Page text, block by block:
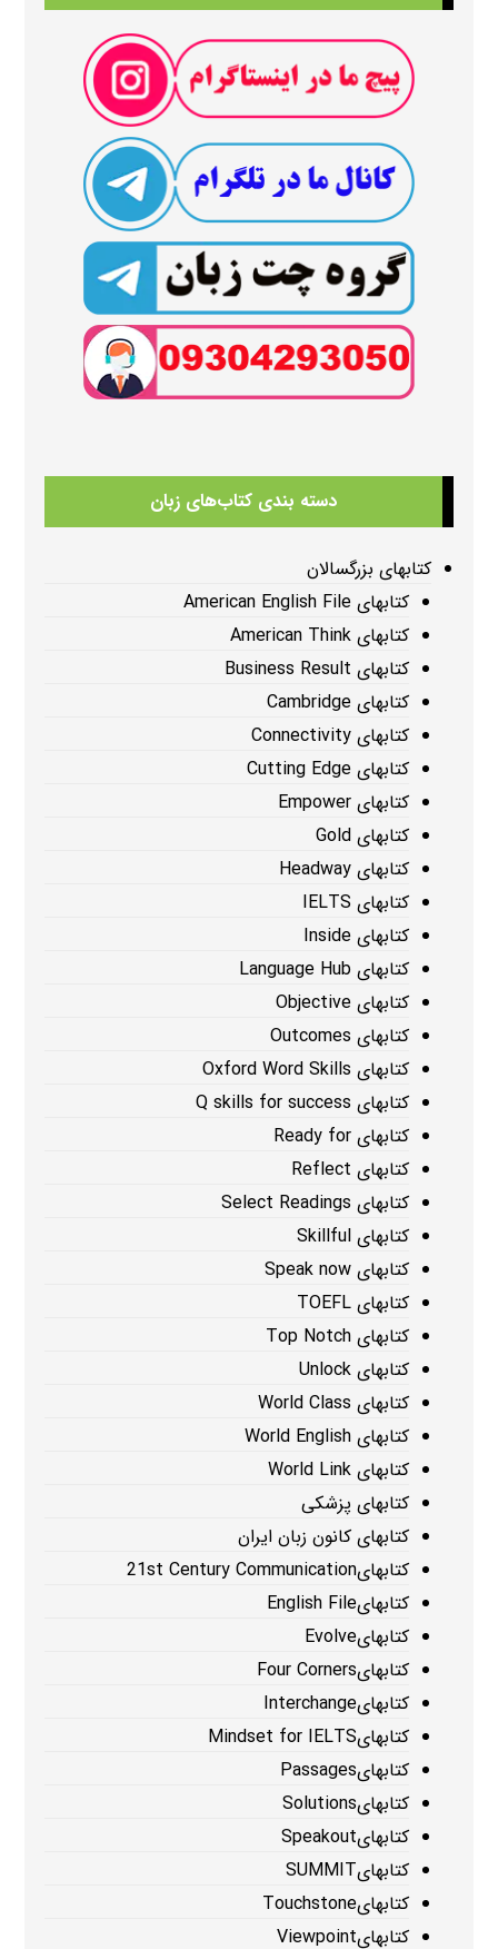
دسته بندی کتاب‌های زبان
کتابهای بزرگسالان
کتابهای American English File
کتابهای American Think
کتابهای Business Result
کتابهای Cambridge
کتابهای Connectivity
کتابهای Cutting Edge
کتابهای Empower
کتابهای Gold
کتابهای Headway
کتابهای IELTS
کتابهای Inside
کتابهای Language Hub
کتابهای Objective
کتابهای Outcomes
کتابهای Oxford Word Skills
کتابهای Q skills for success
کتابهای Ready for
کتابهای Reflect
کتابهای Select Readings
کتابهای Skillful
کتابهای Speak now
کتابهای TOEFL
کتابهای Top Notch
کتابهای Unlock
کتابهای World Class
کتابهای World English
کتابهای World Link
کتابهای پزشکی
کتابهای کانون زبان ایران
کتابهای21st Century Communication
کتابهایEnglish File
کتابهایEvolve
کتابهایFour Corners
کتابهایInterchange
کتابهایMindset for IELTS
کتابهایPassages
کتابهایSolutions
کتابهایSpeakout
کتابهایSUMMIT
کتابهایTouchstone
کتابهایViewpoint